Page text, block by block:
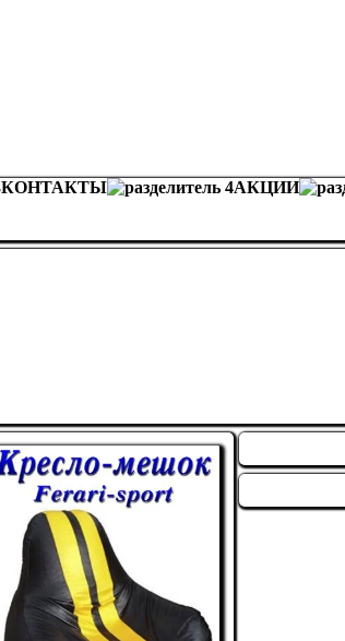
КОНТАКТЫ АКЦИИ